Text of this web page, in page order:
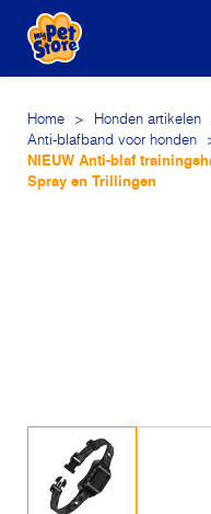
Home > Honden artikelen
Anti-blafband voor honden
NIEUW Anti-blaf
Spray en Trillingen